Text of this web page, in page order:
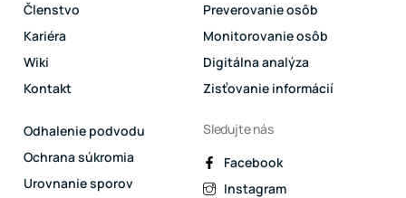
Členstvo
Kariéra
Wiki
Kontakt
Preverovanie osôb
Monitorovanie osôb
Digitálna analýza
Zisťovanie informácií
Odhalenie podvodu
Ochrana súkromia
Urovnanie sporov
Sledujte nás
Facebook
Instagram